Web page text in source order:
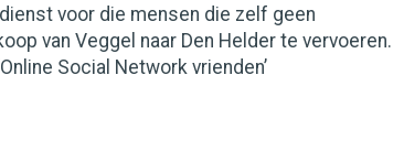
voor die mensen die zelf geen
van Veggel naar Den Helder te vervoeren.
Social Network vrienden’